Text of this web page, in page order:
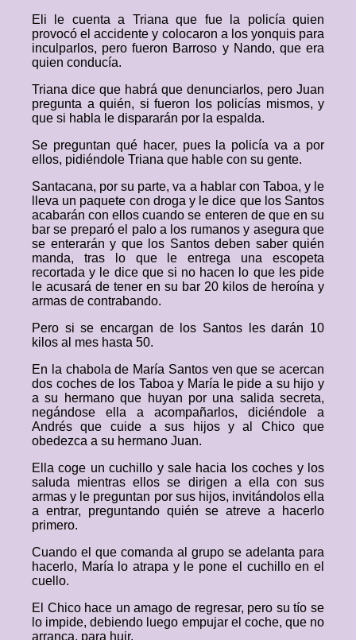
Eli le cuenta a Triana que fue la policía quien
provocó el accidente y colocaron a los yonquis para
inculparlos, pero fueron Barroso y Nando, que era
quien conducía.
Triana dice que habrá que denunciarlos, pero Juan
pregunta a quién, si fueron los policías mismos, y
que si habla le dispararán por la espalda.
Se preguntan qué hacer, pues la policía va a por
ellos, pidiéndole Triana que hable con su gente.
Santacana, por su parte, va a hablar con Taboa, y le
lleva un paquete con droga y le dice que los Santos
acabarán con ellos cuando se enteren de que en su
bar se preparó el palo a los rumanos y asegura que
se enterarán y que los Santos deben saber quién
manda, tras lo que le entrega una escopeta
recortada y le dice que si no hacen lo que les pide
le acusará de tener en su bar 20 kilos de heroína y
armas de contrabando.
Pero si se encargan de los Santos les darán 10
kilos al mes hasta 50.
En la chabola de María Santos ven que se acercan
dos coches de los Taboa y María le pide a su hijo y
a su hermano que huyan por una salida secreta,
negándose ella a acompañarlos, diciéndole a
Andrés que cuide a sus hijos y al Chico que
obedezca a su hermano Juan.
Ella coge un cuchillo y sale hacia los coches y los
saluda mientras ellos se dirigen a ella con sus
armas y le preguntan por sus hijos, invitándolos ella
a entrar, preguntando quién se atreve a hacerlo
primero.
Cuando el que comanda al grupo se adelanta para
hacerlo, María lo atrapa y le pone el cuchillo en el
cuello.
El Chico hace un amago de regresar, pero su tío se
lo impide, debiendo luego empujar el coche, que no
arranca, para huir.